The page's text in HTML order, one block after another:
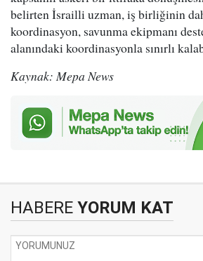
belirten İsrailli uzman, iş birliğinin
koordinasyon, savunma ekipmanı
alanındaki koordinasyonla sınırlı
Kaynak: Mepa News
HABERE YORUM KAT